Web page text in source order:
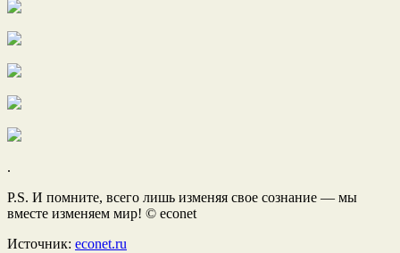
.
P.S. И помните, всего лишь изменяя свое сознание — мы
вместе изменяем мир! © econet
Источник: econet.ru